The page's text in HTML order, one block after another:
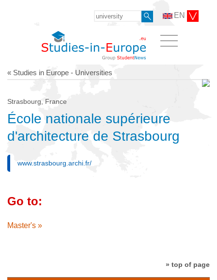
EN
« Studies in Europe - Universities
Strasbourg, France
École nationale supérieure
d'architecture de Strasbourg
www.strasbourg.archi.fr/
Go to:
Master's »
» top of page